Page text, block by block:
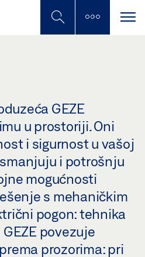
GEZE
u prostoriji. Oni
i sigurnost u vašoj
i potrošnju
mogućnosti
s mehaničkim
pogon: tehnika
povezuje
prozorima: pri